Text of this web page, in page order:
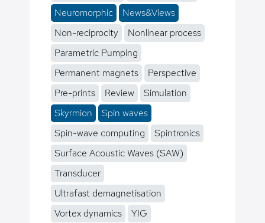
Neuromorphic
News&Views
Non-reciprocity
Nonlinear process
Parametric Pumping
Permanent magnets
Perspective
Pre-prints
Review
Simulation
Skyrmion
Spin waves
Spin-wave computing
Spintronics
Surface Acoustic Waves (SAW)
Transducer
Ultrafast demagnetisation
Vortex dynamics
YIG